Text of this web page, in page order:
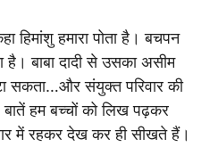
हिमांशु हमारा पोता है। बचपन
है। बाबा दादी से उसका असीम
सकता…और संयुक्त परिवार की
हम बच्चों को लिख पढ़कर
में रहकर देख कर ही सीखते हैं।